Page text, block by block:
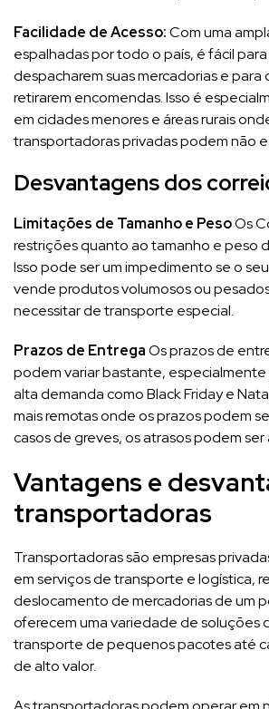
Facilidade de Acesso:Com uma
espalhadas por todo o país, é fácil
despacharem suas mercadorias e para
retirarem encomendas. Isso é
em cidades menores e áreas rurais
transportadoras privadas podem não
Desvantagens dos
Limitações de Tamanho e PesoOs
restrições quanto ao tamanho e peso
Isso pode ser um impedimento se o
vende produtos volumosos ou
necessitar de transporte especial.
Prazos de EntregaOs prazos de
podem variar bastante,
alta demanda como Black Friday e
mais remotas onde os prazos podem
casos de greves, os atrasos podem ser
Vantagens e
transportadoras
Transportadoras são empresas
em serviços de transporte e logística,
deslocamento de mercadorias de um
oferecem uma variedade de soluções
transporte de pequenos pacotes até
de alto valor.